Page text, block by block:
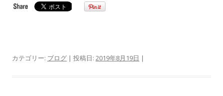
カテゴリー: ブログ | 投稿日: 2019年8月19日 |